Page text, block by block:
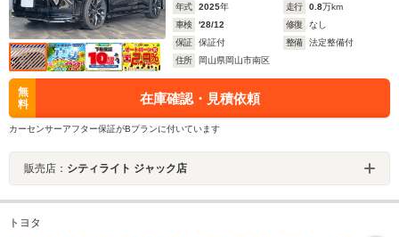
年式 2025年 走行 0.8万km
車検
'28/12 修復
なし
保証
保証付 整備
法定整備付
住所
岡山県岡山市南区
無
料
在庫確認・見積依頼
カーセンサーアフター保証がBプランに付いています
販売店： シティライト ジャック店
トヨタ